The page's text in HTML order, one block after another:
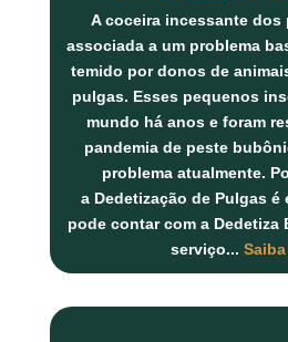
A coceira incessante dos
associada a um problema
temido por donos de
pulgas. Esses pequenos
mundo há anos e foram
pandemia de peste
problema atualmente.
a Dedetização de Pulgas é
pode contar com a Dedetiza
serviço...